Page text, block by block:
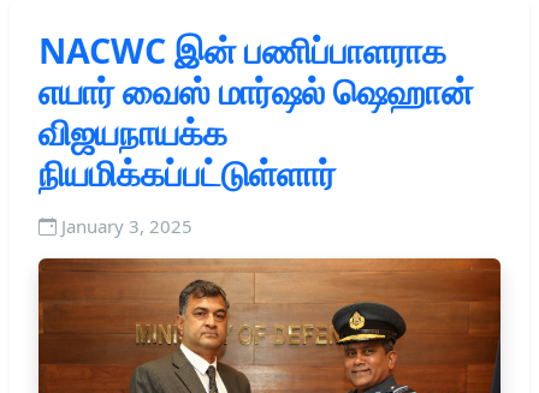
NACWC இன் பணிப்பாளராக
எயார் வைஸ் மார்ஷல் ஷெஹான்
விஜயநாயக்க
நியமிக்கப்பட்டுள்ளார்
January 3, 2025